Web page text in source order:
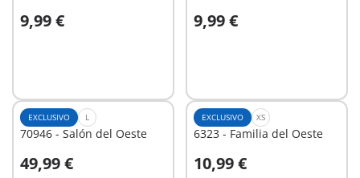
9,99 €
A la cesta 9,99 €
A la cesta
EXCLUSIVO L
70946 - Salón del Oeste
49,99 €
A la cesta
EXCLUSIVO XS
6323 - Familia del Oeste
10,99 €
A la cesta